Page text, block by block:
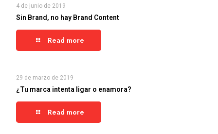
4 de junio de 2019
Sin Brand, no hay Brand Content
Read more
29 de marzo de 2019
¿Tu marca intenta ligar o enamora?
Read more